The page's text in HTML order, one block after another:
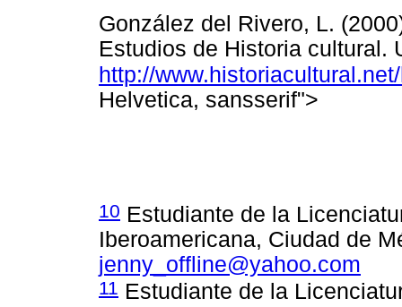
González del Rivero, L.
Estudios de Historia cultural.
http://
Helvetica, sansserif">
10 Estudiante de la
Iberoamericana, Ciudad de
jenny_offline@yahoo.com
11 Estudiante de la